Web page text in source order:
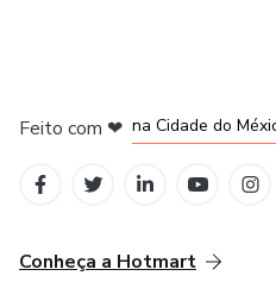
Feito com ❤ na Cidade do
Conheça a Hotmart